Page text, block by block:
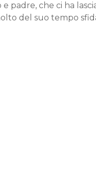
padre, che ci ha
del suo tempo